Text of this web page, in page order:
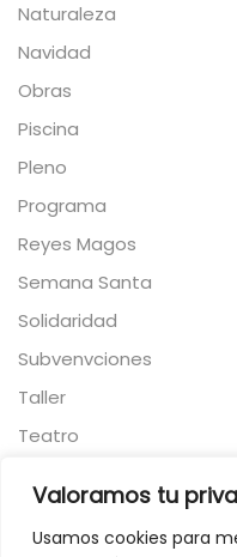
Valoramos tu
Usamos cookies para
Naturaleza
Navidad
Obras
Piscina
Pleno
Programa
Reyes Magos
Semana Santa
Solidaridad
Subvenvciones
Taller
Teatro
Viajes